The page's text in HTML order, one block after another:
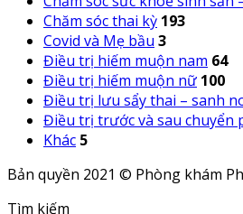
Chăm sóc thai kỳ 193
Covid và Mẹ bầu 3
Điều trị hiếm muộn nam 64
Điều trị hiếm muộn nữ 100
Điều trị lưu sẩy thai – sanh
Điều trị trước và sau chuyển
Khác 5
Bản quyền 2021 © Phòng khám
Tìm kiếm